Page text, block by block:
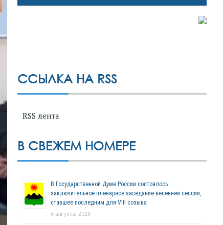
ССЫЛКА НА RSS
RSS лента
В СВЕЖЕМ НОМЕРЕ
В Государственной Думе России состоялось
заключительное пленарное заседание весенней сессии,
ставшее последним для VIII созыва
6 августа, 2026